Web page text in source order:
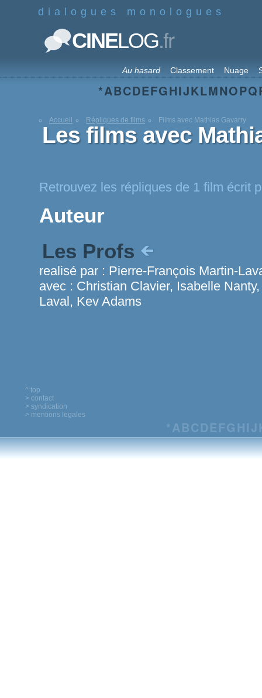
dialogues monologues
CINELOG.fr
Au hasard Classement Nuage
*ABCDEFGHIJKLMNOPQ
Accueil Répliques de films Films avec Mathias Gavarry
Les films avec
Retrouvez les répliques de 1 film écrit
Auteur
Les Profs
realisé par : Pierre-François Martin-
avec : Christian Clavier, Isabelle
Laval, Kev Adams
^ top
> contact
> syndication
> mentions legales
*ABCDEFG HIJ